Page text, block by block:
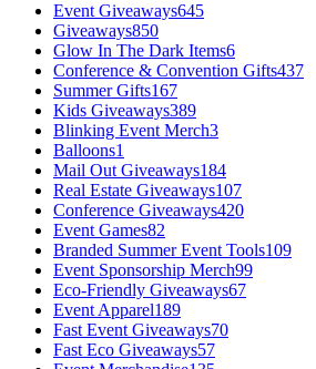
Event Giveaways645
Giveaways850
Glow In The Dark Items6
Conference & Convention Gifts437
Summer Gifts167
Kids Giveaways389
Blinking Event Merch3
Balloons1
Mail Out Giveaways184
Real Estate Giveaways107
Conference Giveaways420
Event Games82
Branded Summer Event Tools109
Event Sponsorship Merch99
Eco-Friendly Giveaways67
Event Apparel189
Fast Event Giveaways70
Fast Eco Giveaways57